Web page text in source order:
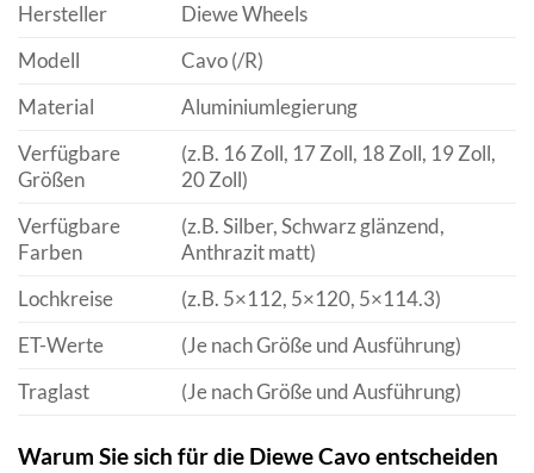
Hersteller
Diewe Wheels
Modell
Cavo (/R)
Material
Aluminiumlegierung
Verfügbare
Größen
(z.B. 16 Zoll, 17 Zoll, 18 Zoll, 19 Zoll,
20 Zoll)
Verfügbare
Farben
(z.B. Silber, Schwarz glänzend,
Anthrazit matt)
Lochkreise
(z.B. 5×112, 5×120, 5×114.3)
ET-Werte
(Je nach Größe und Ausführung)
Traglast
(Je nach Größe und Ausführung)
Warum Sie sich für die Diewe Cavo entscheiden